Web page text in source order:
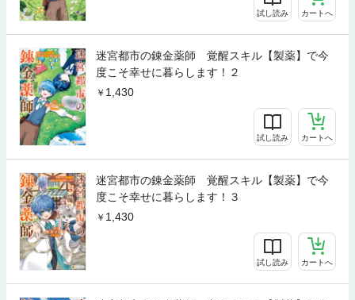
試し読み カートへ
迷宮都市の錬金薬師 覚醒スキル【製薬】で今
度こそ幸せに暮らします！２
1,430
試し読み カートへ
迷宮都市の錬金薬師 覚醒スキル【製薬】で今
度こそ幸せに暮らします！３
1,430
試し読み カートへ